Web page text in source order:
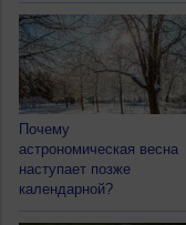
Почему
астрономическая весна
наступает позже
календарной?